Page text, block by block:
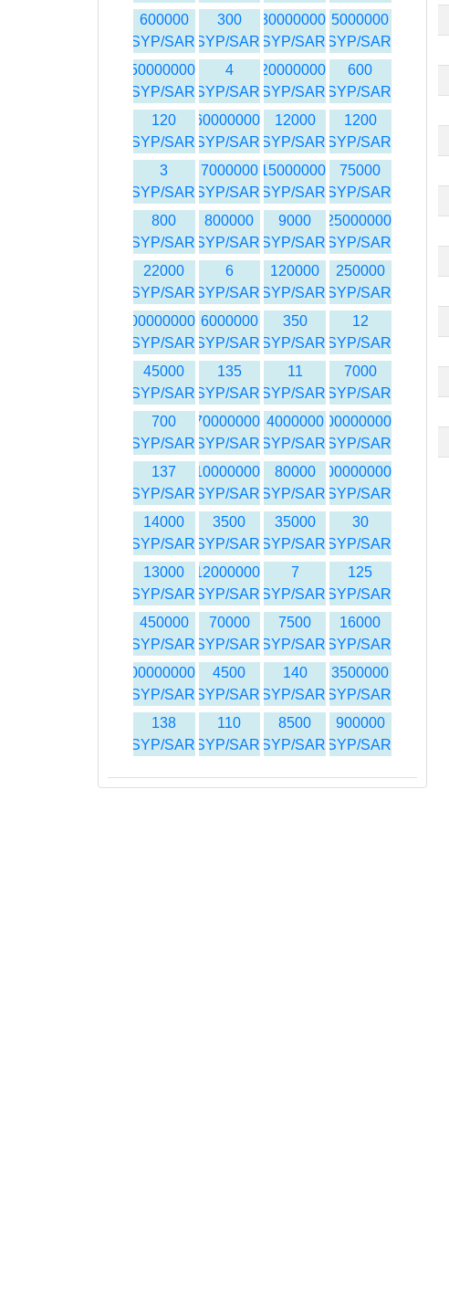
5000000
SYP/SAR
30000000
SYP/SAR
300
SYP/SAR
600000
SYP/SAR
600
SYP/SAR
20000000
SYP/SAR
4
SYP/SAR
50000000
SYP/SAR
1200
SYP/SAR
12000
SYP/SAR
60000000
SYP/SAR
120
SYP/SAR
75000
SYP/SAR
15000000
SYP/SAR
7000000
SYP/SAR
3
SYP/SAR
25000000
SYP/SAR
9000
SYP/SAR
800000
SYP/SAR
800
SYP/SAR
250000
SYP/SAR
120000
SYP/SAR
6
SYP/SAR
22000
SYP/SAR
12
SYP/SAR
350
SYP/SAR
6000000
SYP/SAR
100000000
SYP/SAR
7000
SYP/SAR
11
SYP/SAR
135
SYP/SAR
45000
SYP/SAR
100000000
SYP/SAR
4000000
SYP/SAR
70000000
SYP/SAR
700
SYP/SAR
200000000
SYP/SAR
80000
SYP/SAR
10000000
SYP/SAR
137
SYP/SAR
30
SYP/SAR
35000
SYP/SAR
3500
SYP/SAR
14000
SYP/SAR
125
SYP/SAR
7
SYP/SAR
12000000
SYP/SAR
13000
SYP/SAR
16000
SYP/SAR
7500
SYP/SAR
70000
SYP/SAR
450000
SYP/SAR
3500000
SYP/SAR
140
SYP/SAR
4500
SYP/SAR
500000000
SYP/SAR
900000
SYP/SAR
8500
SYP/SAR
110
SYP/SAR
138
SYP/SAR